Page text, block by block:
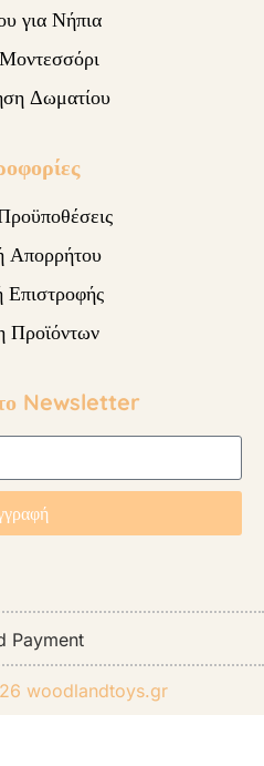
για Νήπια
Δωματίου
Απορρήτου
Επιστροφής
Προϊόντων
Newsletter
woodlandtoys.gr